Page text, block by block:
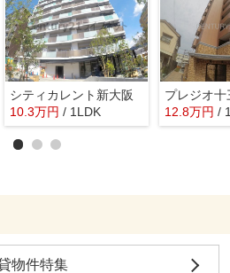
シティカレント新大阪
10.3万円 / 1LDK
プレジオ十
12.8万円 /
物件特集